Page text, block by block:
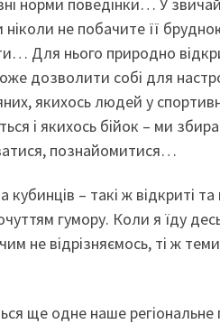
не побачите її
Для нього природно
дозволити собі для
якихось людей у
і якихось бійок – ми
познайомитися…
– такі ж відкриті та
гумору. Коли я їду
не відрізняємось, ті ж
ще одне наше